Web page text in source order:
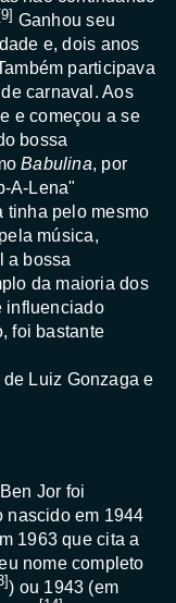
[9] Ganhou seu
e, dois anos
participava
carnaval . Aos
e começou a se
bossa
Babulina, por
A-Lena"
tinha pelo mesmo
música,
a bossa
da maioria dos
influenciado
foi bastante
de Luiz Gonzaga e
Jor foi
nascido em 1944
1963 que cita a
nome completo
]) ou 1943 (em